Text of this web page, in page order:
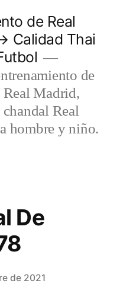
de Real
Calidad Thai
de
Madrid,
Real
hombre y niño.
De
de 2021